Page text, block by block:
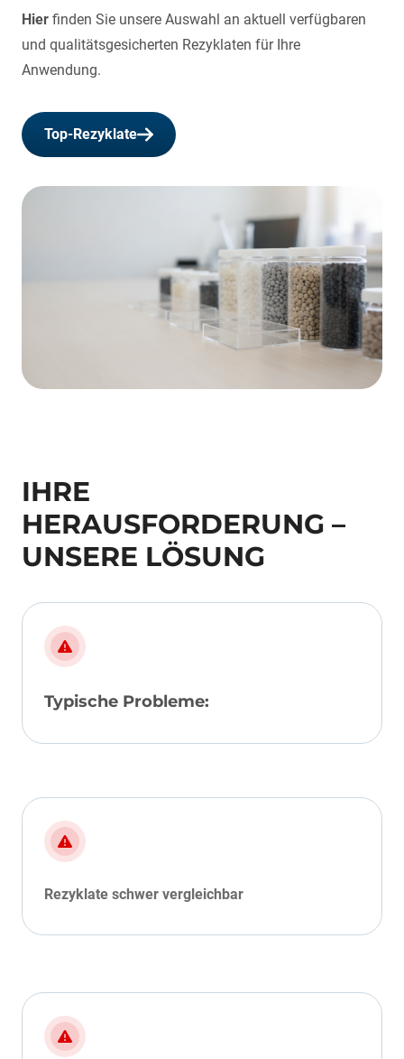
Hier finden Sie unsere Auswahl an aktuell verfügbaren
und qualitätsgesicherten Rezyklaten für Ihre
Anwendung.
Top-Rezyklate
IHRE
HERAUSFORDERUNG –
UNSERE LÖSUNG
Typische Probleme:
Rezyklate schwer vergleichbar